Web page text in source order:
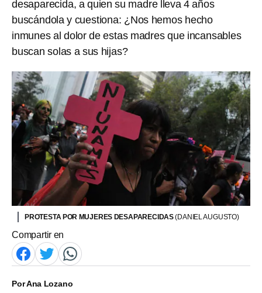
desaparecida, a quien su madre lleva 4 años
buscándola y cuestiona: ¿Nos hemos hecho
inmunes al dolor de estas madres que incansables
buscan solas a sus hijas?
PROTESTA POR MUJERES DESAPARECIDAS(DANIEL AUGUSTO)
Compartir en
PorAna Lozano